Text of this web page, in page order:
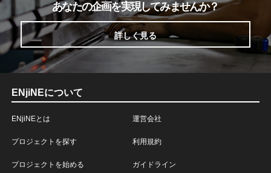
あなたの企画を実現してみませんか？
詳しく見る
ENjiNEについて
ENjiNEとは
プロジェクトを探す
プロジェクトを始める
運営会社
利用規約
ガイドライン